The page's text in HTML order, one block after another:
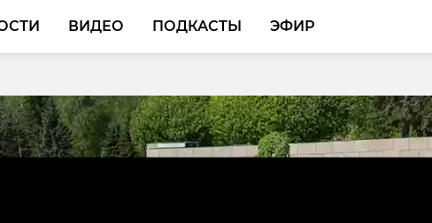
ВИДЕО ПОДКАСТЫ ЭФИР